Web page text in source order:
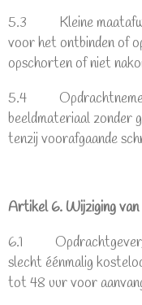
5.3 Kleine
voor het ontbinden of
opschorten of niet
5.4 Opdrachtnemer
beeldmateriaal zonder
tenzij voorafgaande
Artikel 6. Wijziging
6.1 Opdrachtgever/
slecht éénmalig
tot 48 uur voor